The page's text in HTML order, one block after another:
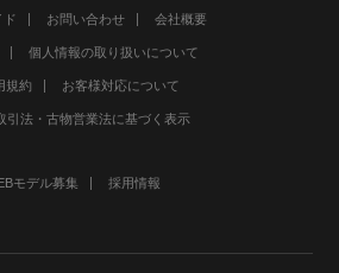
ド お問い合わせ 会社概要
個人情報の取り扱いについて
規約 お客様対応について
引法・古物営業法に基づく表示
モデル募集 採用情報